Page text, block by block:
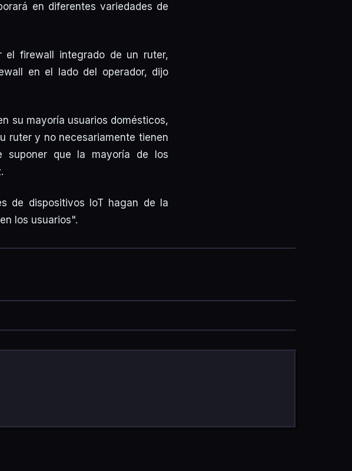
en diferentes variedades de
el firewall integrado de un ruter,
en el lado del operador, dijo
su mayoría usuarios domésticos,
ruter y no necesariamente tienen
suponer que la mayoría de los
de dispositivos IoT hagan de la
los usuarios".